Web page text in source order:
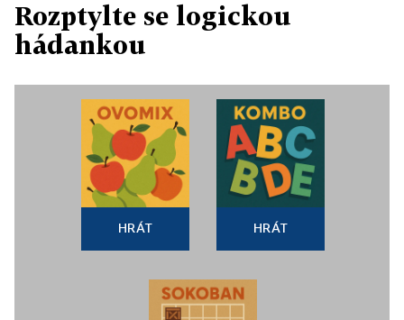
Rozptylte se logickou
hádankou
HRÁT HRÁT